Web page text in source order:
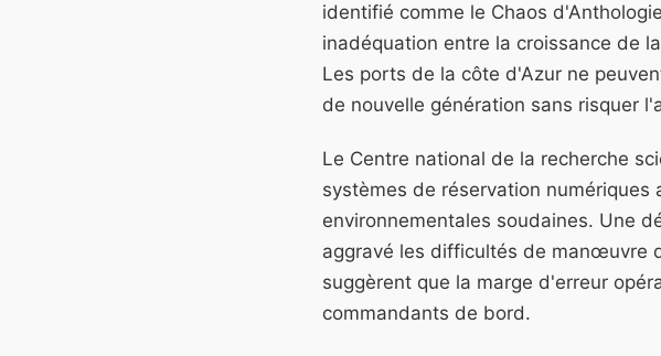
identifié comme le Chaos
inadéquation entre la croissance de
Les ports de la côte d'Azur ne
de nouvelle génération sans risquer
Le Centre national de la recherche
systèmes de réservation
environnementales soudaines. Une
aggravé les difficultés de manœuvre
suggèrent que la marge d'erreur
commandants de bord.